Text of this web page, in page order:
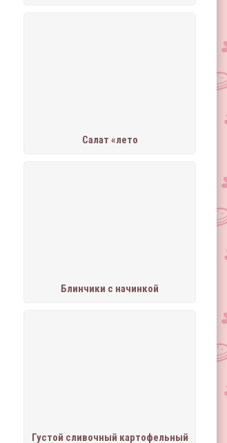
Салат «лето
Блинчики с начинкой
Густой сливочный картофельный